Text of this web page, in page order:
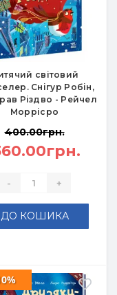
світовий
Снігур Робін,
Різдво - Рейчел
Моррісро
400.00грн.
- +
ДО КОШИКА